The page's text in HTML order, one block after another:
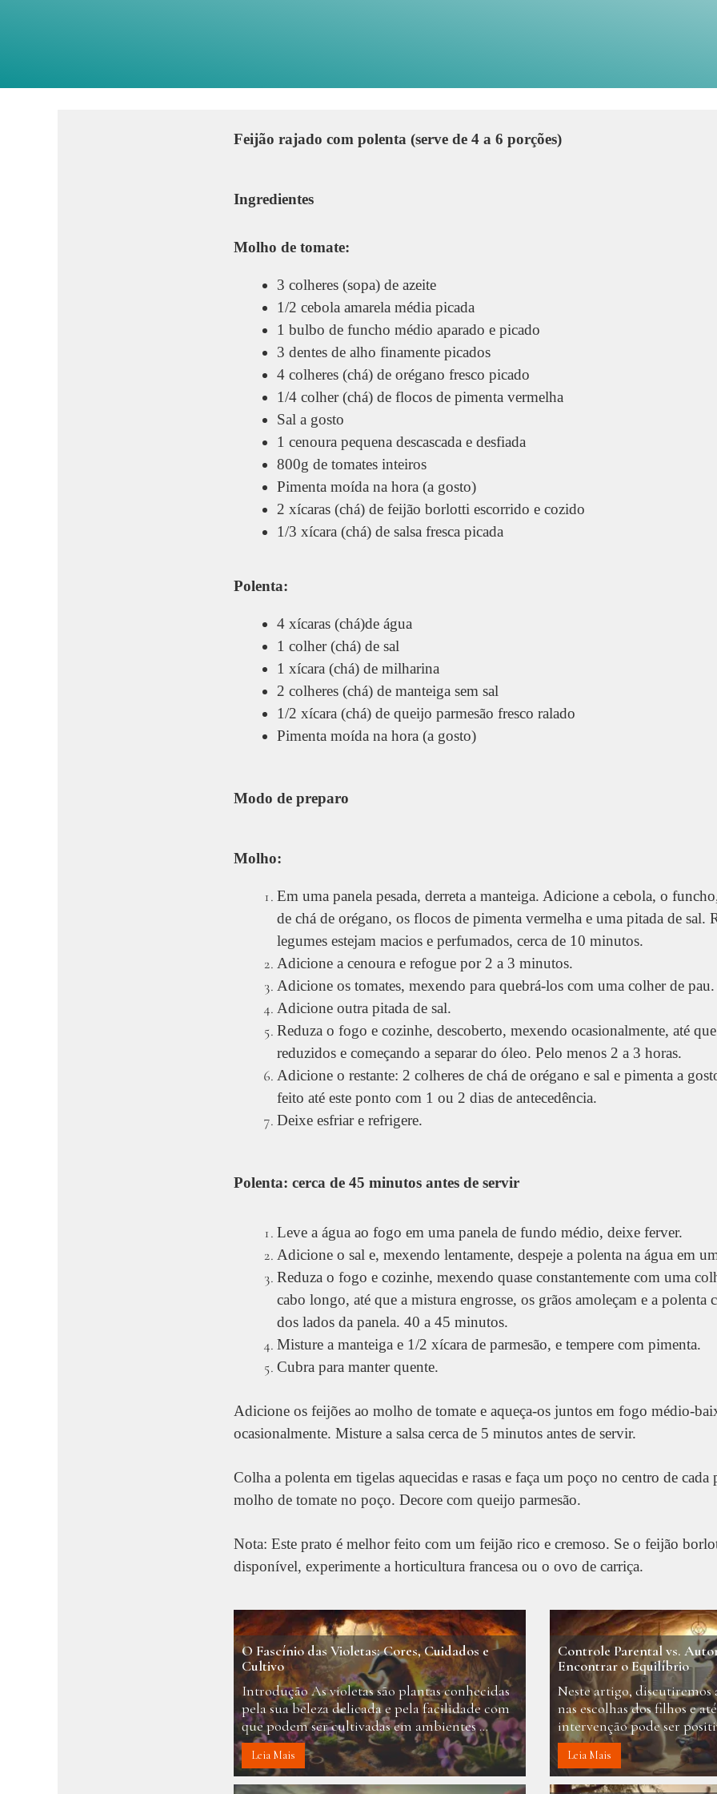
Feijão rajado com polenta (serve de 4 a 6 porções)
Ingredientes
Molho de tomate:
3 colheres (sopa) de azeite
1/2 cebola amarela média picada
1 bulbo de funcho médio aparado e picado
3 dentes de alho finamente picados
4 colheres (chá) de orégano fresco picado
1/4 colher (chá) de flocos de pimenta vermelha
Sal a gosto
1 cenoura pequena descascada e desfiada
800g de tomates inteiros
Pimenta moída na hora (a gosto)
2 xícaras (chá) de feijão borlotti escorrido e cozido
1/3 xícara (chá) de salsa fresca picada
Polenta:
4 xícaras (chá)de água
1 colher (chá) de sal
1 xícara (chá) de milharina
2 colheres (chá) de manteiga sem sal
1/2 xícara (chá) de queijo parmesão fresco ralado
Pimenta moída na hora (a gosto)
Modo de preparo
Molho:
Em uma panela pesada, derreta a manteiga. Adicione a cebola, o
de chá de orégano, os flocos de pimenta vermelha e uma pitada de sal.
legumes estejam macios e perfumados, cerca de 10 minutos.
Adicione a cenoura e refogue por 2 a 3 minutos.
Adicione os tomates, mexendo para quebrá-los com uma colher de pau.
Adicione outra pitada de sal.
Reduza o fogo e cozinhe, descoberto, mexendo ocasionalmente, até
reduzidos e começando a separar do óleo. Pelo menos 2 a 3 horas.
Adicione o restante: 2 colheres de chá de orégano e sal e pimenta a
feito até este ponto com 1 ou 2 dias de antecedência.
Deixe esfriar e refrigere.
Polenta: cerca de 45 minutos antes de servir
Leve a água ao fogo em uma panela de fundo médio, deixe ferver.
Adicione o sal e, mexendo lentamente, despeje a polenta na água em
Reduza o fogo e cozinhe, mexendo quase constantemente com uma
cabo longo, até que a mistura engrosse, os grãos amoleçam e a polenta
dos lados da panela. 40 a 45 minutos.
Misture a manteiga e 1/2 xícara de parmesão, e tempere com pimenta.
Cubra para manter quente.
Adicione os feijões ao molho de tomate e aqueça-os juntos em fogo médio-
ocasionalmente. Misture a salsa cerca de 5 minutos antes de servir.
Colha a polenta em tigelas aquecidas e rasas e faça um poço no centro de
molho de tomate no poço. Decore com queijo parmesão.
Nota: Este prato é melhor feito com um feijão rico e cremoso. Se o feijão
disponível, experimente a horticultura francesa ou o ovo de carriça.
O Fascínio das Violetas: Cores, Cuidados e
Cultivo
Introdução As violetas são plantas conhecidas
pela sua beleza delicada e pela facilidade com
que podem ser cultivadas em ambientes ...
Leia Mais
Controle Parental vs.
Encontrar o Equilíbrio
Neste artigo, discutiremos
nas escolhas dos filhos e
intervenção pode ser
Leia Mais